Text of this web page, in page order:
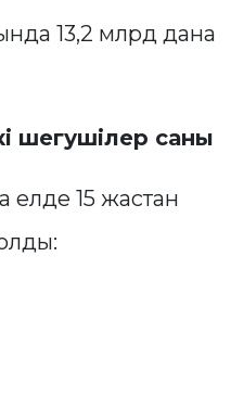
13,2 млрд дана
шегушілер саны
15 жастан